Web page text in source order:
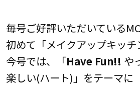
毎号ご好評いただいている
初めて「メイクアップキッチ
今号では、「Have Fun!! や
楽しい(ハート)」をテーマに